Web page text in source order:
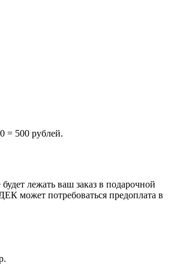
= 500 рублей.
лежать ваш заказ в подарочной
может потребоваться предоплата в